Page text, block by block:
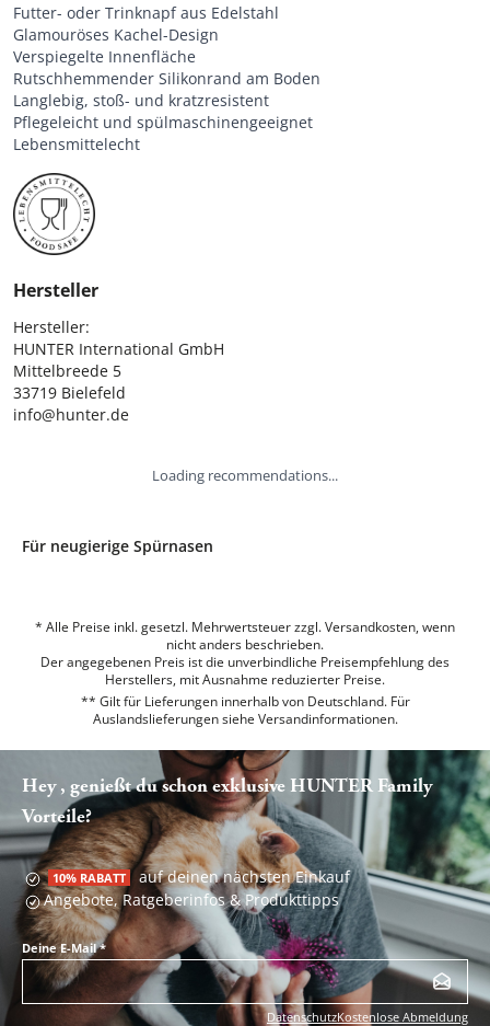
Futter- oder Trinknapf aus Edelstahl
Glamouröses Kachel-Design
Verspiegelte Innenfläche
Rutschhemmender Silikonrand am Boden
Langlebig, stoß- und kratzresistent
Pflegeleicht und spülmaschinengeeignet
Lebensmittelecht
Hersteller
Hersteller:
HUNTER International GmbH
Mittelbreede 5
33719 Bielefeld
info@hunter.de
Loading recommendations...
Für neugierige Spürnasen
* Alle Preise inkl. gesetzl. Mehrwertsteuer zzgl. Versandkosten, wenn
nicht anders beschrieben.
Der angegebenen Preis ist die unverbindliche Preisempfehlung des
Herstellers, mit Ausnahme reduzierter Preise.
** Gilt für Lieferungen innerhalb von Deutschland. Für
Auslandslieferungen siehe Versandinformationen.
Hey , genießt du schon exklusive HUNTER Family
Vorteile?
10% RABATT auf deinen nächsten Einkauf
Angebote, Ratgeberinfos & Produkttipps
Deine E-Mail*
DatenschutzKostenlose Abmeldung